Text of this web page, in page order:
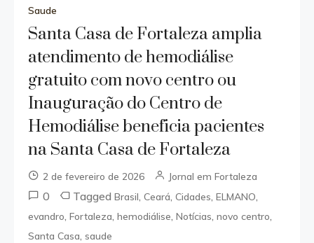
Saude
Santa Casa de Fortaleza amplia
atendimento de hemodiálise
gratuito com novo centro ou
Inauguração do Centro de
Hemodiálise beneficia pacientes
na Santa Casa de Fortaleza
2 de fevereiro de 2026 Jornal em Fortaleza
0 TaggedBrasil ,Ceará ,Cidades ,ELMANO
evandro ,Fortaleza ,hemodiálise ,Notícias ,novo centro
Santa Casa ,saude